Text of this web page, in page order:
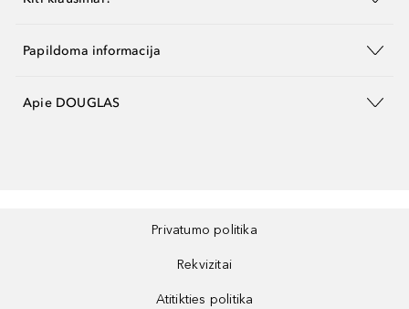
Papildoma informacija
Apie DOUGLAS
Privatumo politika
Rekvizitai
Atitikties politika